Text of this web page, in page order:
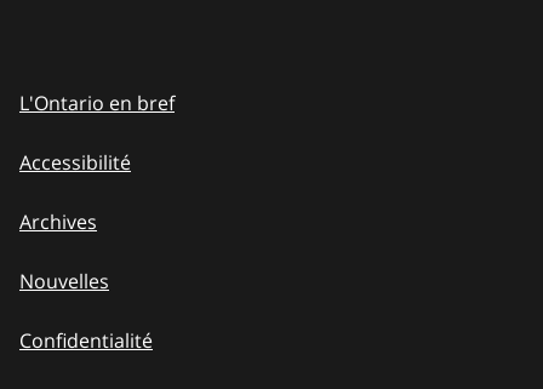
L'Ontario en bref
Accessibilité
Archives
Nouvelles
Confidentialité